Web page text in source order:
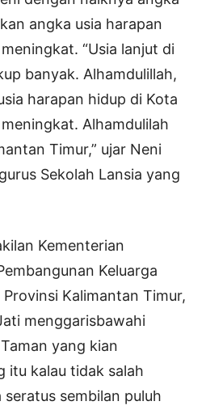
angka usia harapan
“Usia lanjut di
banyak. Alhamdulillah,
harapan hidup di Kota
Alhamdulilah
Timur,” ujar Neni
Sekolah Lansia yang
Kementerian
Keluarga
Kalimantan Timur,
menggarisbawahi
yang kian
itu kalau tidak salah
sembilan puluh